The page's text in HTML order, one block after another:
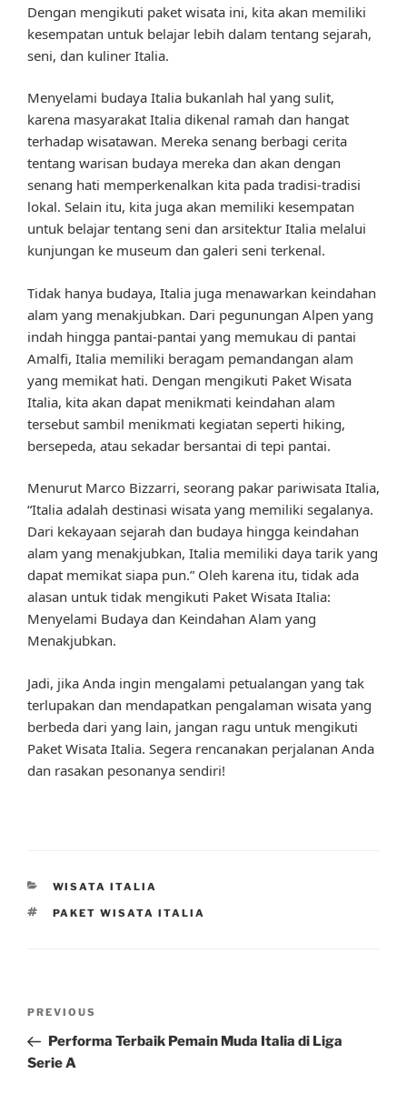
Dengan mengikuti paket wisata ini, kita akan memiliki
kesempatan untuk belajar lebih dalam tentang sejarah,
seni, dan kuliner Italia.
Menyelami budaya Italia bukanlah hal yang sulit,
karena masyarakat Italia dikenal ramah dan hangat
terhadap wisatawan. Mereka senang berbagi cerita
tentang warisan budaya mereka dan akan dengan
senang hati memperkenalkan kita pada tradisi-tradisi
lokal. Selain itu, kita juga akan memiliki kesempatan
untuk belajar tentang seni dan arsitektur Italia melalui
kunjungan ke museum dan galeri seni terkenal.
Tidak hanya budaya, Italia juga menawarkan keindahan
alam yang menakjubkan. Dari pegunungan Alpen yang
indah hingga pantai-pantai yang memukau di pantai
Amalfi, Italia memiliki beragam pemandangan alam
yang memikat hati. Dengan mengikuti Paket Wisata
Italia, kita akan dapat menikmati keindahan alam
tersebut sambil menikmati kegiatan seperti hiking,
bersepeda, atau sekadar bersantai di tepi pantai.
Menurut Marco Bizzarri, seorang pakar pariwisata Italia,
“Italia adalah destinasi wisata yang memiliki segalanya.
Dari kekayaan sejarah dan budaya hingga keindahan
alam yang menakjubkan, Italia memiliki daya tarik yang
dapat memikat siapa pun.” Oleh karena itu, tidak ada
alasan untuk tidak mengikuti Paket Wisata Italia:
Menyelami Budaya dan Keindahan Alam yang
Menakjubkan.
Jadi, jika Anda ingin mengalami petualangan yang tak
terlupakan dan mendapatkan pengalaman wisata yang
berbeda dari yang lain, jangan ragu untuk mengikuti
Paket Wisata Italia. Segera rencanakan perjalanan Anda
dan rasakan pesonanya sendiri!
CATEGORIES
WISATA ITALIA
TAGS
PAKET WISATA ITALIA
Previous
Post
PREVIOUS
Performa Terbaik Pemain Muda Italia di Liga
Serie A